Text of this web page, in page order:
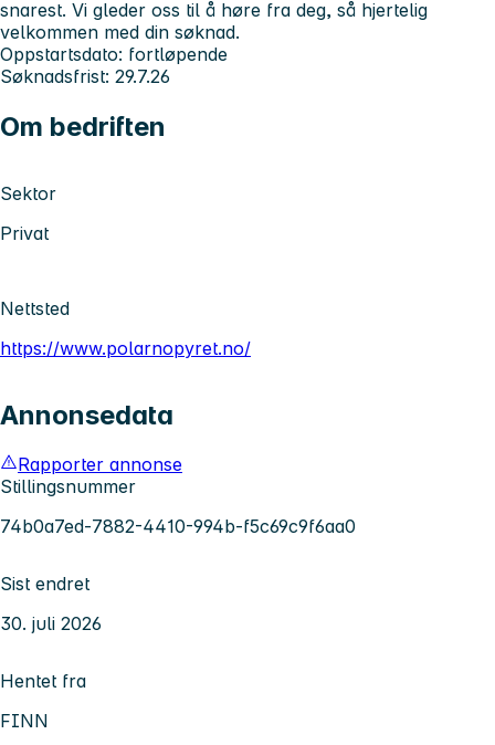
snarest. Vi gleder oss til å høre fra deg, så hjertelig
velkommen med din søknad.
Oppstartsdato: fortløpende
Søknadsfrist: 29.7.26
Om bedriften
Sektor
Privat
Nettsted
https://www.polarnopyret.no/
Annonsedata
Rapporter annonse
Stillingsnummer
74b0a7ed-7882-4410-994b-f5c69c9f6aa0
Sist endret
30. juli 2026
Hentet fra
FINN